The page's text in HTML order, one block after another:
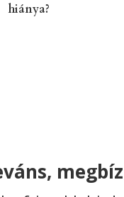
hiánya?